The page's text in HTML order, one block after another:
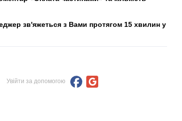
зв'яжеться з Вами протягом 15 хвилин у
Увійти за допомогою